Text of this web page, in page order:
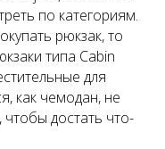
по категориям.
рюкзак, то
типа Сabin
для
как чемодан, не
достать что-